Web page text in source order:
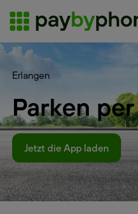
Erlangen
Parken
Jetzt die App laden